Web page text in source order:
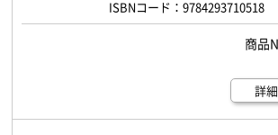
ISBNコード：9784293710518
詳細